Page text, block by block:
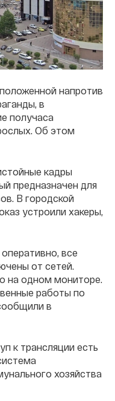
напротив
в
получаса
Об этом
кадры
предназначен для
В городской
устроили хакеры,
все
от сетей.
на одном мониторе.
работы по
в
к трансляции есть
хозяйства